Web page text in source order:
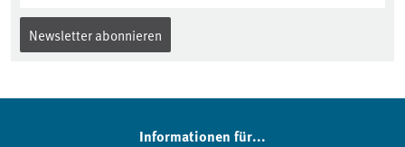
Newsletter abonnieren
Informationen für...